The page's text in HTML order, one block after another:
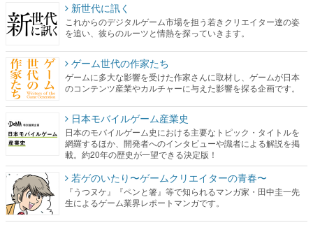
新世代に訊く
これからのデジタルゲーム市場を担う若きクリエイター達の姿
を追い、彼らのルーツと情熱を探っていきます。
ゲーム世代の作家たち
ゲームに多大な影響を受けた作家さんに取材し、ゲームが日本
のコンテンツ産業やカルチャーに与えた影響を探る企画です。
日本モバイルゲーム産業史
日本のモバイルゲーム史における主要なトピック・タイトルを
網羅するほか、開発者へのインタビューや識者による解説を掲
載。約20年の歴史が一望できる決定版！
若ゲのいたり〜ゲームクリエイターの青春〜
『うつヌケ』『ペンと箸』等で知られるマンガ家・田中圭一先
生によるゲーム業界レポートマンガです。